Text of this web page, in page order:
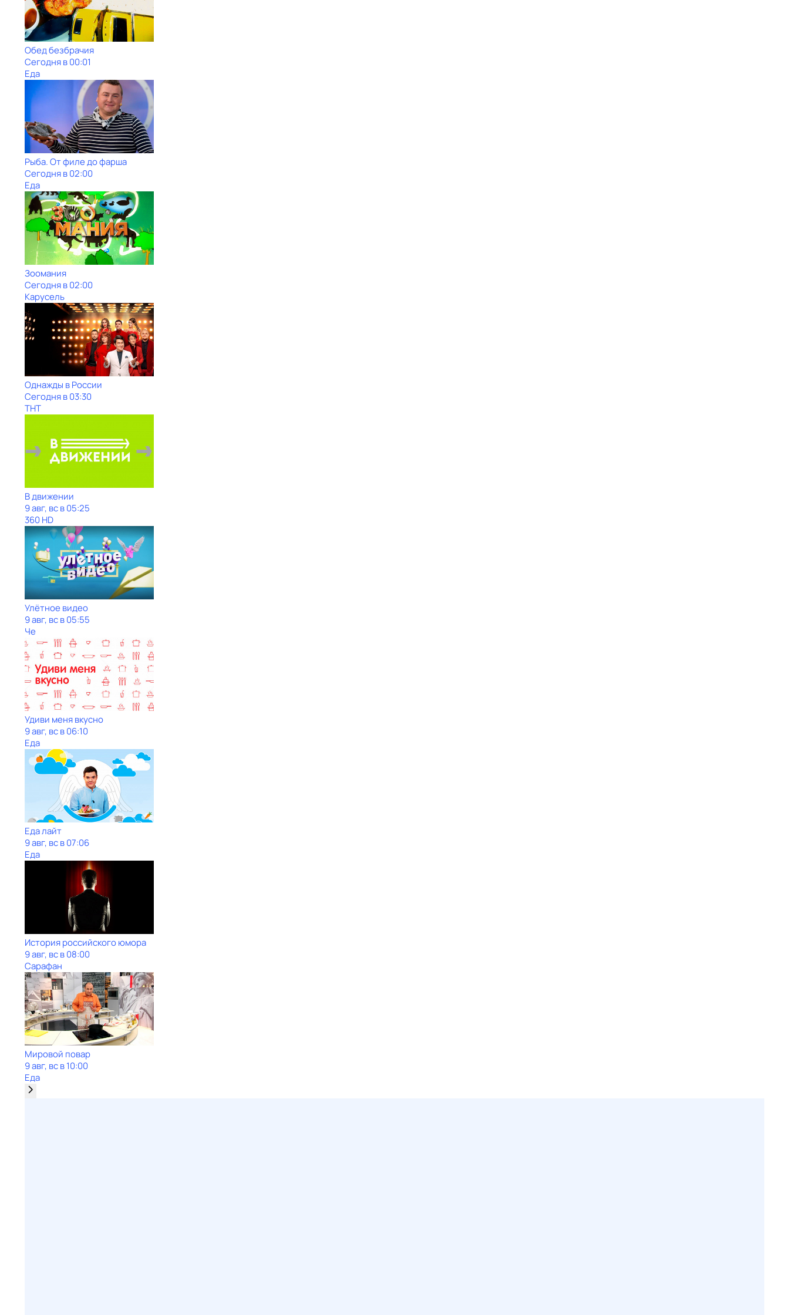
Обед безбрачия
Сегодня в 00:01
Еда
Рыба. От филе до фарша
Сегодня в 02:00
Еда
Зоомания
Сегодня в 02:00
Карусель
Однажды в России
Сегодня в 03:30
ТНТ
В движении
9 авг, вс в 05:25
360 HD
Улётное видео
9 авг, вс в 05:55
Че
Удиви меня вкусно
9 авг, вс в 06:10
Еда
Еда лайт
9 авг, вс в 07:06
Еда
История российского юмора
9 авг, вс в 08:00
Сарафан
Мировой повар
9 авг, вс в 10:00
Еда